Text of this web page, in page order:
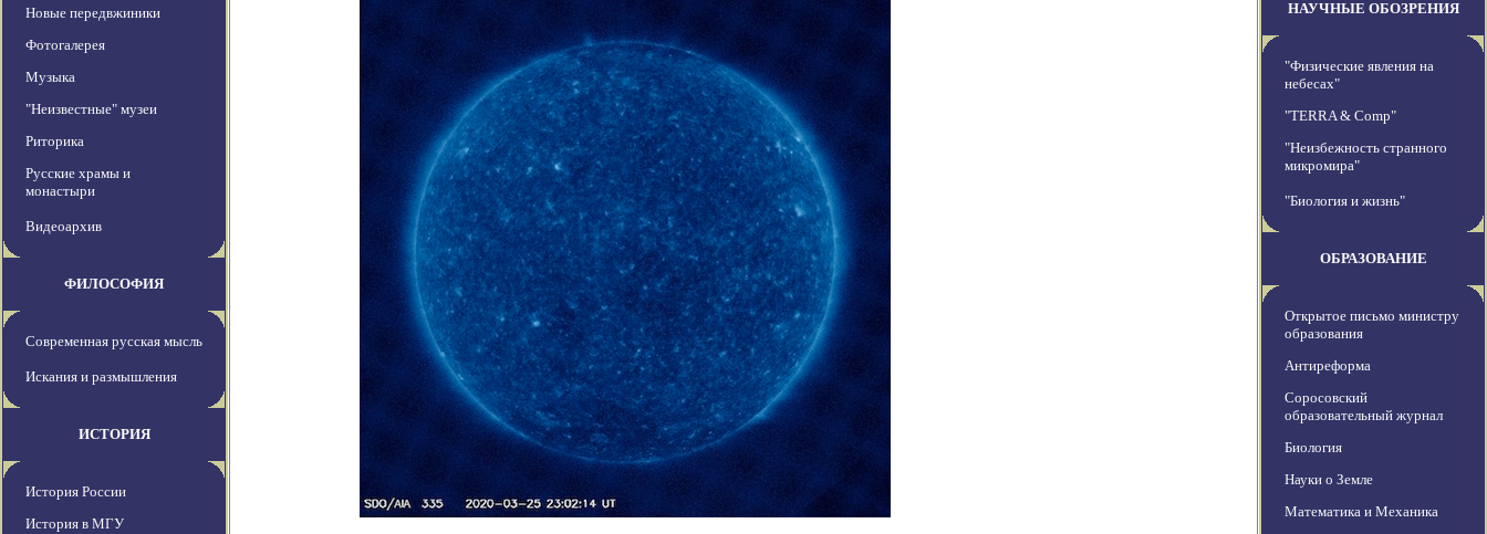
Новые передвжиники
Фотогалерея
Музыка
"Неизвестные" музеи
Риторика
Русские храмы и
монастыри
Видеоархив
ФИЛОСОФИЯ
Современная русская мысль
Искания и размышления
ИСТОРИЯ
История России
История в МГУ
НАУЧНЫЕ ОБОЗРЕНИЯ
"Физические явления на
небесах"
"TERRA & Comp"
"Неизбежность странного
микромира"
"Биология и жизнь"
ОБРАЗОВАНИЕ
Открытое письмо министру
образования
Антиреформа
Соросовский
образовательный журнал
Биология
Науки о Земле
Математика и Механика